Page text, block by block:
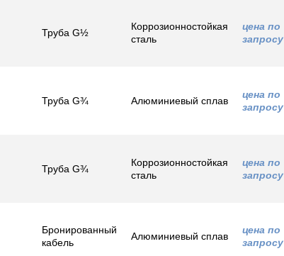
Труба G½
Коррозионностойкая
сталь
цена по
запросу
Труба G¾ Алюминиевый сплав
цена по
запросу
Труба G¾
Коррозионностойкая
сталь
цена по
запросу
Бронированный
кабель
Алюминиевый сплав
цена по
запросу